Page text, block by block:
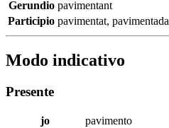
Gerundio pavimentant
Participio pavimentat, pavimentada
Modo indicativo
Presente
jo
pavimento